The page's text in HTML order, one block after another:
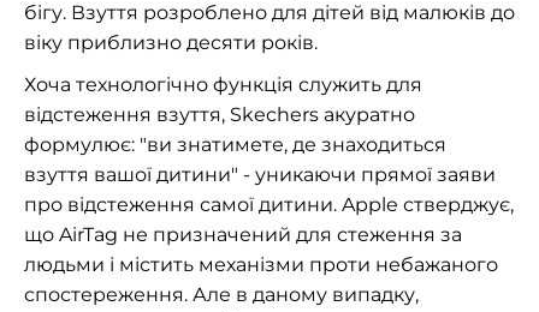
бігу. Взуття розроблено для дітей від малюків до
віку приблизно десяти років.
Хоча технологічно функція служить для
відстеження взуття, Skechers акуратно
формулює: "ви знатимете, де знаходиться
взуття вашої дитини" - уникаючи прямої заяви
про відстеження самої дитини. Apple стверджує,
що AirTag не призначений для стеження за
людьми і містить механізми проти небажаного
спостереження. Але в даному випадку,